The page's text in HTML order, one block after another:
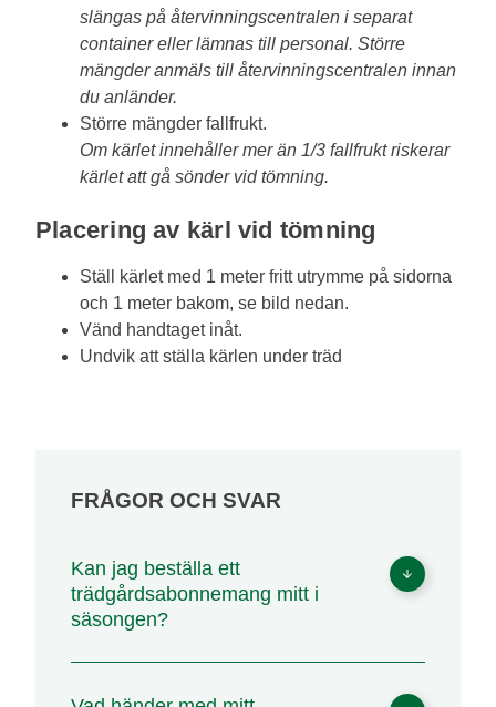
slängas på återvinningscentralen i separat
container eller lämnas till personal. Större
mängder anmäls till återvinningscentralen innan
du anländer.
Större mängder fallfrukt.
Om kärlet innehåller mer än 1/3 fallfrukt riskerar
kärlet att gå sönder vid tömning.
Placering av kärl vid tömning
Ställ kärlet med 1 meter fritt utrymme på sidorna
och 1 meter bakom, se bild nedan.
Vänd handtaget inåt.
Undvik att ställa kärlen under träd
FRÅGOR OCH SVAR
Kan jag beställa ett
trädgårdsabonnemang mitt i
säsongen?
helst. Beställer du abonnemang mitt i